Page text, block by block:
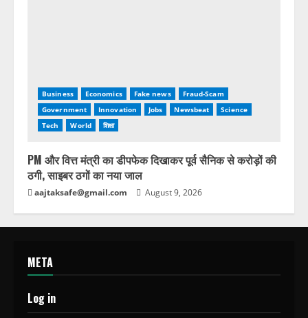
Business Economics Fake news
Fraud-Scam
Government
Innovation Jobs Newsbeat
Science
Tech
World शिक्षा
PM और वित्त मंत्री का डीपफेक दिखाकर पूर्व सैनिक से करोड़ों की
ठगी, साइबर ठगों का नया जाल
aajtaksafe@gmail.com August 9, 2026
META
Log in